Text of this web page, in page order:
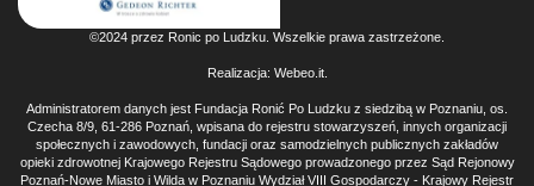
©2024 przez Ronic po Ludzku. Wszelkie prawa zastrzeżone.
Realizacja: Webeo.it.
Administratorem danych jest Fundacja Ronić Po Ludzku z siedzibą w Poznaniu, os.
Czecha 8/9, 61-286 Poznań, wpisana do rejestru stowarzyszeń, innych organizacji
społecznych i zawodowych, fundacji oraz samodzielnych publicznych zakładów
opieki zdrowotnej Krajowego Rejestru Sądowego prowadzonego przez Sąd Rejonowy
Poznań-Nowe Miasto i Wilda w Poznaniu Wydział VIII Gospodarczy - Krajowy Rejestr